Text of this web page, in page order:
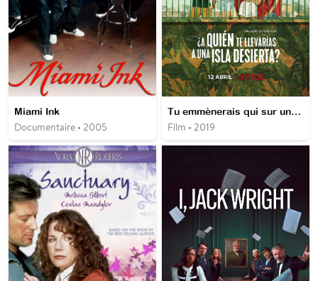
Miami Ink
Documentaire • 2005
Tu emmènerais qui sur une île déserte ?
Film • 2019